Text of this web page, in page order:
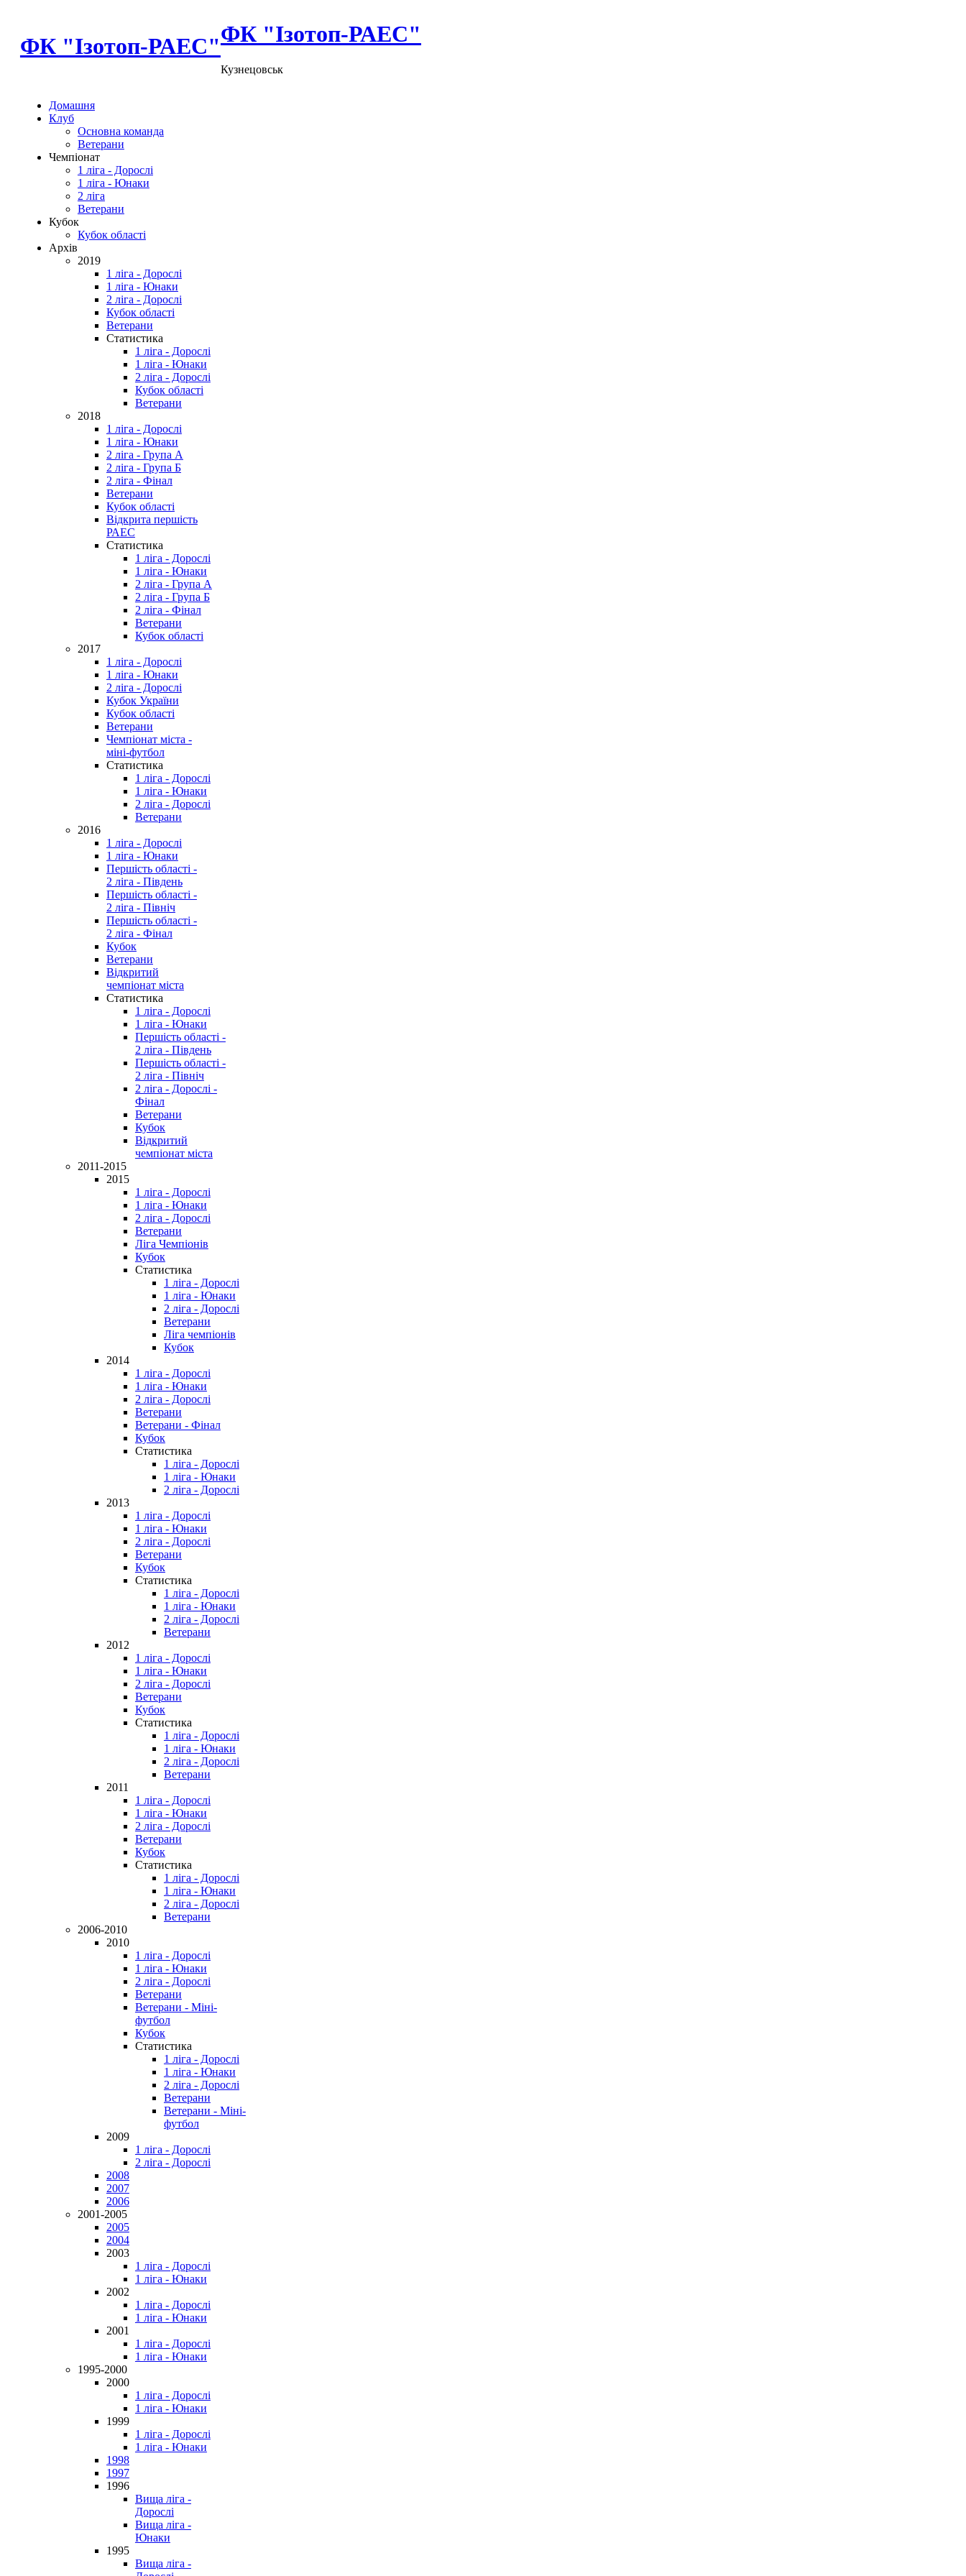
ФК "Ізотоп-РАЕС"ФК "Ізотоп-РАЕС"
Кузнецовськ
Домашня
Клуб
Основна команда
Ветерани
Чемпіонат
1 ліга - Дорослі
1 ліга - Юнаки
2 ліга
Ветерани
Кубок
Кубок області
Архів
2019
1 ліга - Дорослі
1 ліга - Юнаки
2 ліга - Дорослі
Кубок області
Ветерани
Статистика
1 ліга - Дорослі
1 ліга - Юнаки
2 ліга - Дорослі
Кубок області
Ветерани
2018
1 ліга - Дорослі
1 ліга - Юнаки
2 ліга - Група А
2 ліга - Група Б
2 ліга - Фінал
Ветерани
Кубок області
Відкрита першість
РАЕС
Статистика
1 ліга - Дорослі
1 ліга - Юнаки
2 ліга - Група А
2 ліга - Група Б
2 ліга - Фінал
Ветерани
Кубок області
2017
1 ліга - Дорослі
1 ліга - Юнаки
2 ліга - Дорослі
Кубок України
Кубок області
Ветерани
Чемпіонат міста -
міні-футбол
Статистика
1 ліга - Дорослі
1 ліга - Юнаки
2 ліга - Дорослі
Ветерани
2016
1 ліга - Дорослі
1 ліга - Юнаки
Першість області -
2 ліга - Південь
Першість області -
2 ліга - Північ
Першість області -
2 ліга - Фінал
Кубок
Ветерани
Відкритий
чемпіонат міста
Статистика
1 ліга - Дорослі
1 ліга - Юнаки
Першість області -
2 ліга - Південь
Першість області -
2 ліга - Північ
2 ліга - Дорослі -
Фінал
Ветерани
Кубок
Відкритий
чемпіонат міста
2011-2015
2015
1 ліга - Дорослі
1 ліга - Юнаки
2 ліга - Дорослі
Ветерани
Ліга Чемпіонів
Кубок
Статистика
1 ліга - Дорослі
1 ліга - Юнаки
2 ліга - Дорослі
Ветерани
Ліга чемпіонів
Кубок
2014
1 ліга - Дорослі
1 ліга - Юнаки
2 ліга - Дорослі
Ветерани
Ветерани - Фінал
Кубок
Статистика
1 ліга - Дорослі
1 ліга - Юнаки
2 ліга - Дорослі
2013
1 ліга - Дорослі
1 ліга - Юнаки
2 ліга - Дорослі
Ветерани
Кубок
Статистика
1 ліга - Дорослі
1 ліга - Юнаки
2 ліга - Дорослі
Ветерани
2012
1 ліга - Дорослі
1 ліга - Юнаки
2 ліга - Дорослі
Ветерани
Кубок
Статистика
1 ліга - Дорослі
1 ліга - Юнаки
2 ліга - Дорослі
Ветерани
2011
1 ліга - Дорослі
1 ліга - Юнаки
2 ліга - Дорослі
Ветерани
Кубок
Статистика
1 ліга - Дорослі
1 ліга - Юнаки
2 ліга - Дорослі
Ветерани
2006-2010
2010
1 ліга - Дорослі
1 ліга - Юнаки
2 ліга - Дорослі
Ветерани
Ветерани - Міні-
футбол
Кубок
Статистика
1 ліга - Дорослі
1 ліга - Юнаки
2 ліга - Дорослі
Ветерани
Ветерани - Міні-
футбол
2009
1 ліга - Дорослі
2 ліга - Дорослі
2008
2007
2006
2001-2005
2005
2004
2003
1 ліга - Дорослі
1 ліга - Юнаки
2002
1 ліга - Дорослі
1 ліга - Юнаки
2001
1 ліга - Дорослі
1 ліга - Юнаки
1995-2000
2000
1 ліга - Дорослі
1 ліга - Юнаки
1999
1 ліга - Дорослі
1 ліга - Юнаки
1998
1997
1996
Вища ліга -
Дорослі
Вища ліга -
Юнаки
1995
Вища ліга -